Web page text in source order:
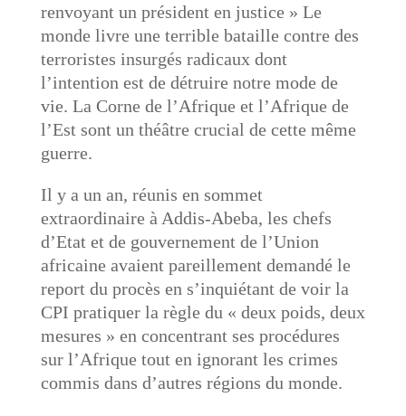
renvoyant un président en justice » Le
monde livre une terrible bataille contre des
terroristes insurgés radicaux dont
l’intention est de détruire notre mode de
vie. La Corne de l’Afrique et l’Afrique de
l’Est sont un théâtre crucial de cette même
guerre.
Il y a un an, réunis en sommet
extraordinaire à Addis-Abeba, les chefs
d’Etat et de gouvernement de l’Union
africaine avaient pareillement demandé le
report du procès en s’inquiétant de voir la
CPI pratiquer la règle du « deux poids, deux
mesures » en concentrant ses procédures
sur l’Afrique tout en ignorant les crimes
commis dans d’autres régions du monde.